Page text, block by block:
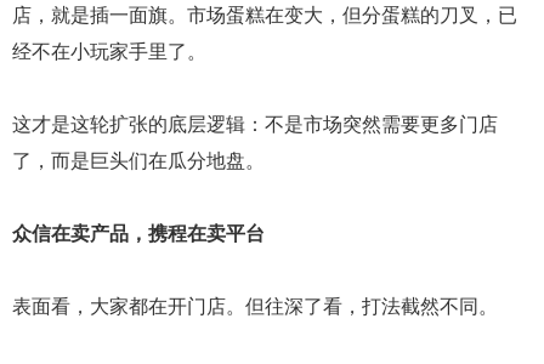
店，就是插一面旗。市场蛋糕在变大，但分蛋糕的刀叉，已
经不在小玩家手里了。
这才是这轮扩张的底层逻辑：不是市场突然需要更多门店
了，而是巨头们在瓜分地盘。
众信在卖产品，携程在卖平台
表面看，大家都在开门店。但往深了看，打法截然不同。